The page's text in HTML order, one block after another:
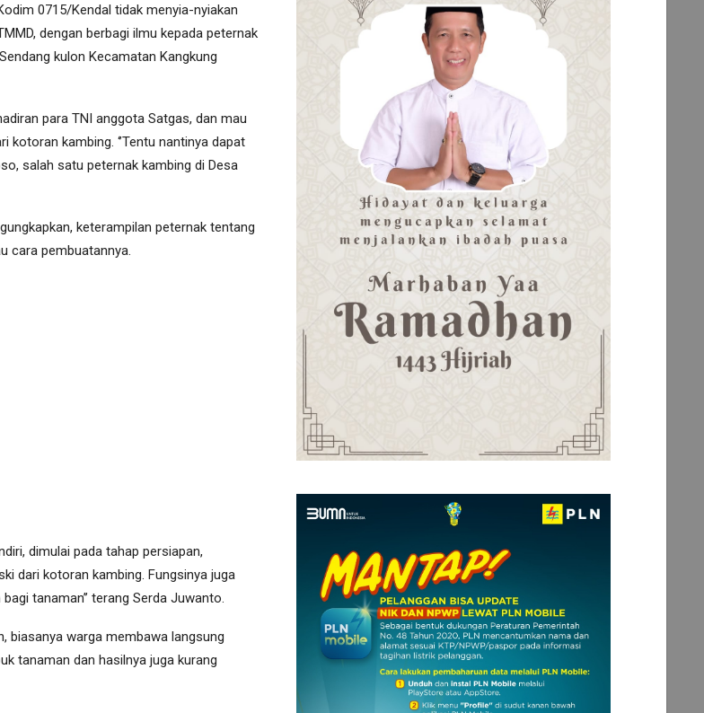
0715/Kendal tidak menyia-nyiakan
dengan berbagi ilmu kepada peternak
kulon Kecamatan Kangkung
para TNI anggota Satgas, dan mau
kambing. ‘’Tentu nantinya dapat
salah satu peternak kambing di Desa
keterampilan peternak tentang
cara pembuatannya.
dimulai pada tahap persiapan,
dari kotoran kambing. Fungsinya juga
tanaman’’ terang Serda Juwanto.
biasanya warga membawa langsung
tanaman dan hasilnya juga kurang